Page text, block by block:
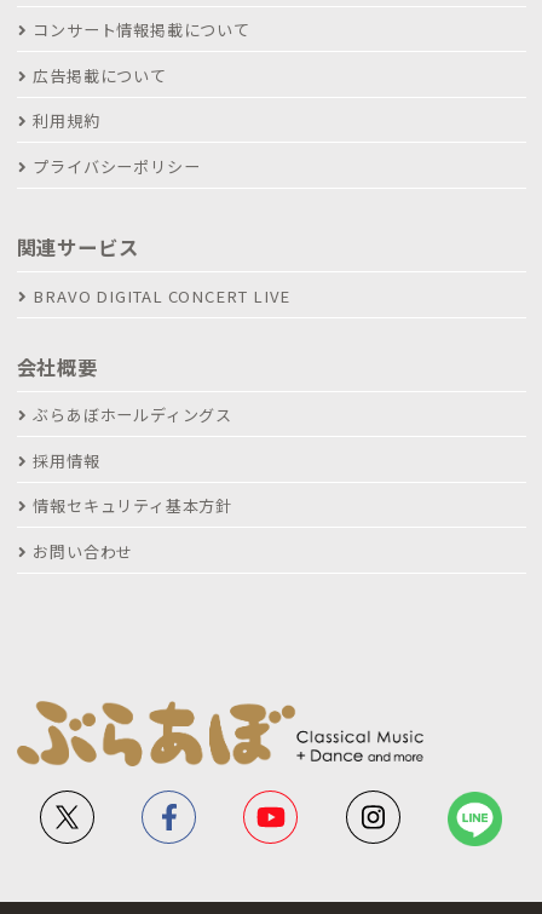
コンサート情報掲載について
広告掲載について
利用規約
プライバシーポリシー
関連サービス
BRAVO DIGITAL CONCERT LIVE
会社概要
ぶらあぼホールディングス
採用情報
情報セキュリティ基本方針
お問い合わせ